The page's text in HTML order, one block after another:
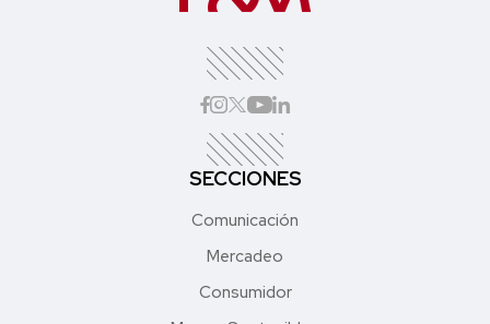
SECCIONES
Comunicación
Mercadeo
Consumidor